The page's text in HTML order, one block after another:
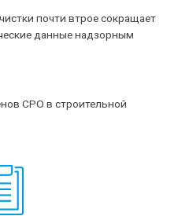
почти втрое сокращает
данные надзорным
СРО в строительной